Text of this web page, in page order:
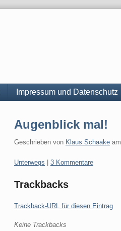
Impressum und Datenschutz
Augenblick mal!
Geschrieben von Klaus Schaake am
Kategorien:
Unterwegs 3 Kommentare
Trackbacks
Trackback-URL für diesen Eintrag
Keine Trackbacks